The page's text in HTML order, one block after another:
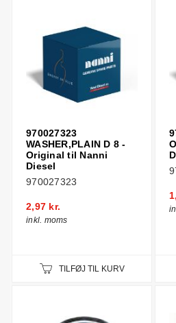
970027323
WASHER,PLAIN D 8 -
Original til Nanni
Diesel
970027323
2,97 kr.
inkl. moms
TILFØJ TIL KURV